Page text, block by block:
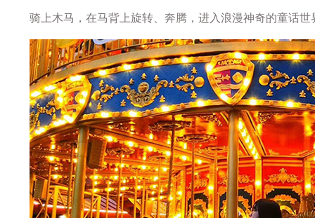
骑上木马，在马背上旋转、奔腾，进入浪漫神奇的童话